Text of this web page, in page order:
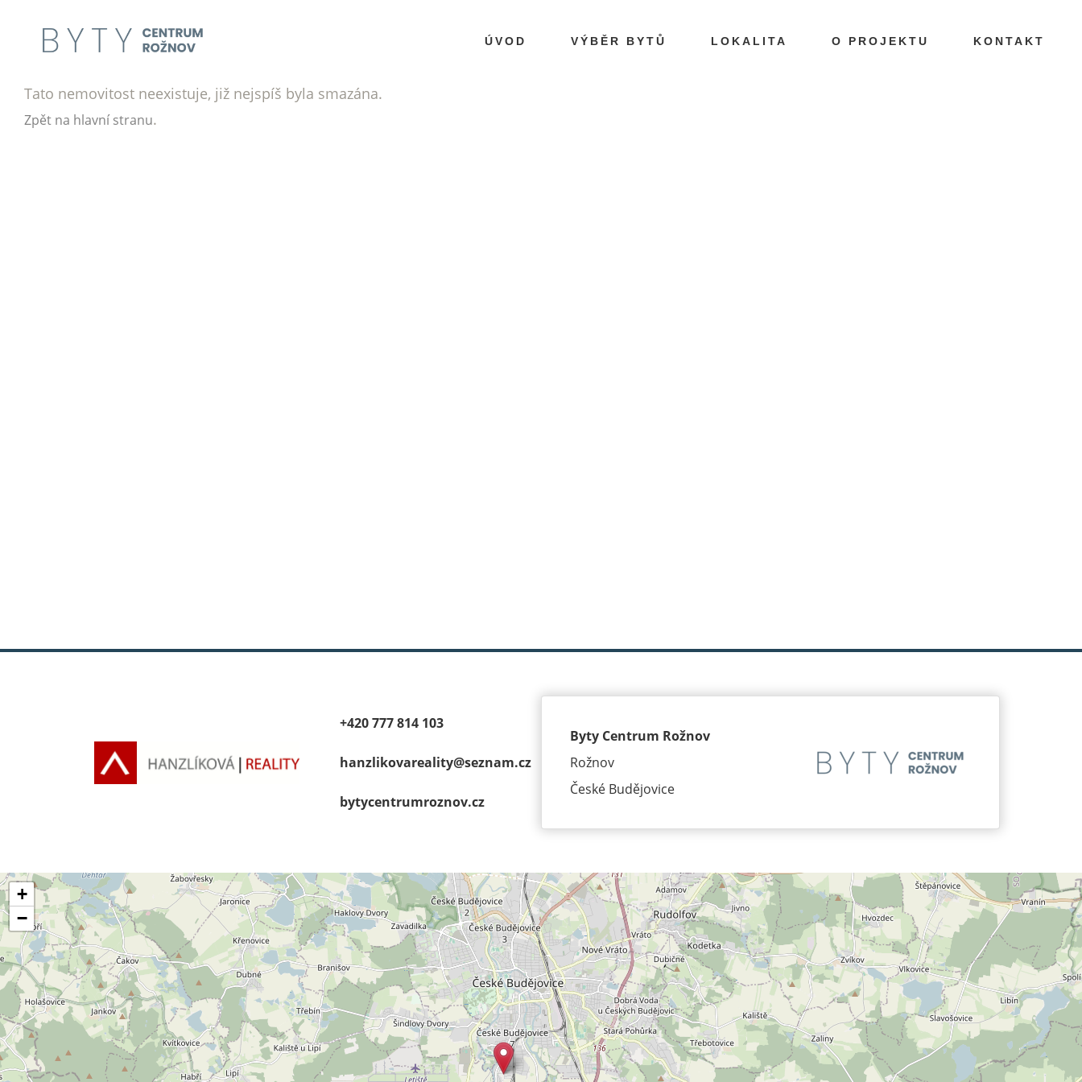
ÚVOD VÝBĚR BYTŮ LOKALITA O PROJEKTU KONTAKT
Tato nemovitost neexistuje, již nejspíš byla smazána.
Zpět na hlavní stranu.
+420 777 814 103
hanzlikovareality@seznam.cz
bytycentrumroz­nov.cz
Byty Centrum Rožnov
Rožnov
České Budějovice
+
−